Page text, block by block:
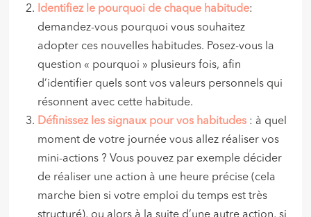
Identifiez le pourquoi de chaque habitude:
demandez-vous pourquoi vous souhaitez
adopter ces nouvelles habitudes. Posez-vous la
question « pourquoi » plusieurs fois, afin
d’identifier quels sont vos valeurs personnels qui
résonnent avec cette habitude.
Définissez les signaux pour vos habitudes : à quel
moment de votre journée vous allez réaliser vos
mini-actions ? Vous pouvez par exemple décider
de réaliser une action à une heure précise (cela
marche bien si votre emploi du temps est très